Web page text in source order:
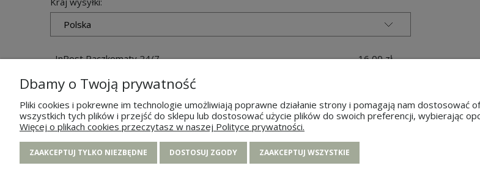
InPost Paczkomaty 24/7 16,00 zł
Kurier DHL / DPD
POMOC MOJE KONTO
Dbamy o Twoją prywatność
Pliki cookies i pokrewne im technologie umożliwiają poprawne działanie strony i pomagają nam
wszystkich tych plików i przejść do sklepu lub dostosować użycie plików do swoich preferencji, wybierając
Więcej o plikach cookies przeczytasz w naszej Polityce prywatności.
ZAAKCEPTUJ TYLKO NIEZBĘDNE DOSTOSUJ ZGODY ZAAKCEPTUJ WSZYSTKIE